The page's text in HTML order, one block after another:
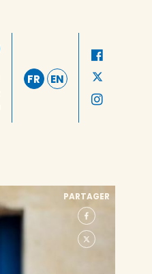
FR EN
PARTAGER